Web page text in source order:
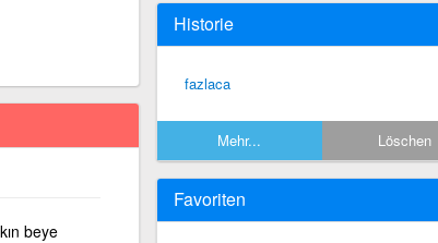
beye
Historie
fazlaca
Mehr... Löschen
Favoriten